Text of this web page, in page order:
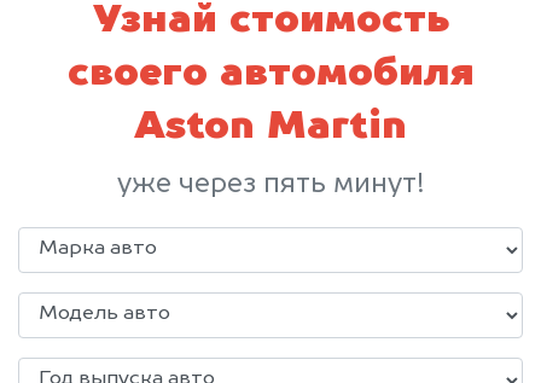
Узнай стоимость
своего автомобиля
Aston Martin
уже через пять минут!